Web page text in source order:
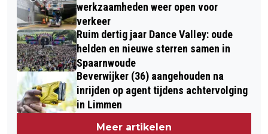
werkzaamheden weer open voor
verkeer
Ruim dertig jaar Dance Valley: oude
helden en nieuwe sterren samen in
Spaarnwoude
Beverwijker (36) aangehouden na
inrijden op agent tijdens achtervolging
in Limmen
Meer artikelen